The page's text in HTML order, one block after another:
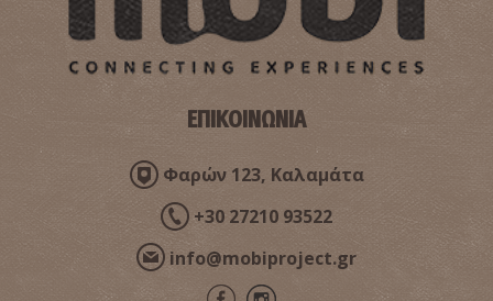
ΕΠΙΚΟΙΝΩΝΙΑ
Φαρών 123, Καλαμάτα
+30 27210 93522
info@mobiproject.gr